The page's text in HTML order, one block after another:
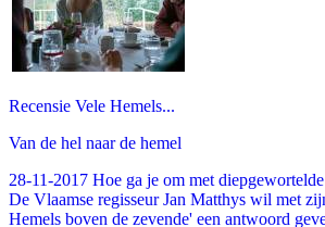
Recensie Vele Hemels...
Van de hel naar de hemel
28-11-2017 Hoe ga je om met
De Vlaamse regisseur Jan Matthys wil met
Hemels boven de zevende' een antwoord